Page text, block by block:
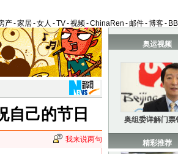
产-家居-女人 -TV-视频-ChinaRen -邮件-博客-
自己的节日
我来说两句
奥运视频
奥组委详解门票
精彩推荐